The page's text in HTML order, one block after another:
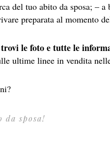
del tuo abito da sposa; –
preparata al momento
trovi le foto e tutte le
ultime linee in vendita
da sposa!